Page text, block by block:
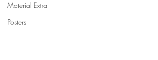
Material Extra
Posters